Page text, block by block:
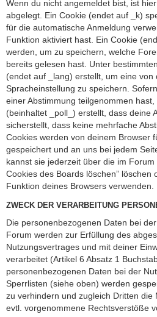
Wenn du nicht angemeldet bist, ist
abgelegt. Ein Cookie (endet auf _k)
für die automatische Anmeldung
Funktion aktiviert hast. Ein Cookie
werden, um zu speichern, welche
bereits gelesen hast. Unter
(endet auf _lang) erstellt, um eine von
Spracheinstellung zu speichern.
einer Abstimmung teilgenommen
(beinhaltet _poll_) erstellt, dass deine
sicherstellt, dass keine mehrfache
Cookies werden von deinem Browser
gespeichert und an uns bei jedem
kannst sie jederzeit über die im
Cookies des Boards löschen” löschen
Funktion deines Browsers verwenden.
ZWECK DER VERARBEITUNG
Die personenbezogenen Daten bei
Forum werden zur Erfüllung des
Nutzungsvertrages und mit deiner
verarbeitet (Artikel 6 Absatz 1
personenbezogenen Daten bei der
Sperrlisten (siehe oben) werden
zu verhindern und zugleich Dritten die
evtl. vorgenommene Rechtsverstöße